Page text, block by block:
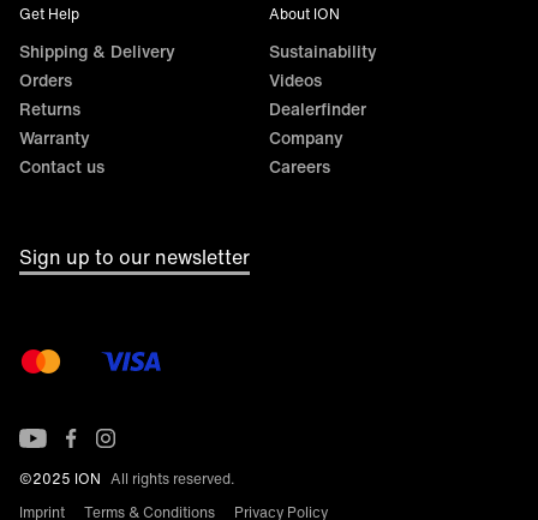
Get Help
Shipping & Delivery
Orders
Returns
Warranty
Contact us
About ION
Sustainability
Videos
Dealerfinder
Company
Careers
Sign up to our newsletter
©2025 ION All rights reserved.
Imprint
Terms & Conditions Privacy Policy